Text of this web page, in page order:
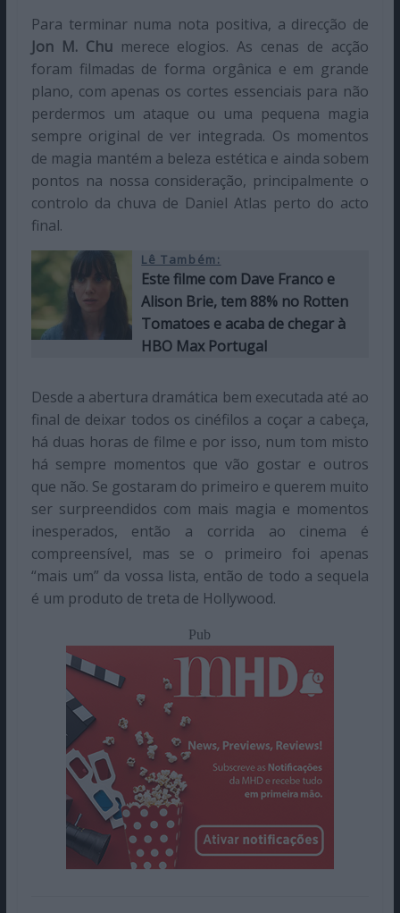
Para terminar numa nota positiva, a direcção de
Jon M. Chumerece elogios. As cenas de acção
foram filmadas de forma orgânica e em grande
plano, com apenas os cortes essenciais para não
perdermos um ataque ou uma pequena magia
sempre original de ver integrada. Os momentos
de magia mantém a beleza estética e ainda sobem
pontos na nossa consideração, principalmente o
controlo da chuva de Daniel Atlas perto do acto
final.
Lê Também:
Este filme com Dave Franco e
Alison Brie, tem 88% no Rotten
Tomatoes e acaba de chegar à
HBO Max Portugal
Desde a abertura dramática bem executada até ao
final de deixar todos os cinéfilos a coçar a cabeça,
há duas horas de filme e por isso, num tom misto
há sempre momentos que vão gostar e outros
que não. Se gostaram do primeiro e querem muito
ser surpreendidos com mais magia e momentos
inesperados, então a corrida ao cinema é
compreensível, mas se o primeiro foi apenas
“mais um” da vossa lista, então de todo a sequela
é um produto de treta de Hollywood.
Pub